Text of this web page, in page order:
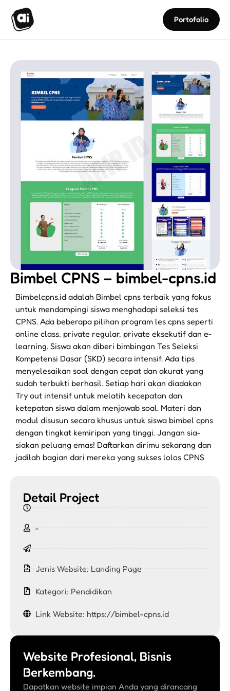
Portofolio
Bimbel CPNS – bimbel-cpns.id
Bimbelcpns.id adalah Bimbel cpns terbaik yang fokus
untuk mendampingi siswa menghadapi seleksi tes
CPNS. Ada beberapa pilihan program les cpns seperti
online class, private regular, private eksekutif dan e-
learning. Siswa akan diberi bimbingan Tes Seleksi
Kompetensi Dasar (SKD) secara intensif. Ada tips
menyelesaikan soal dengan cepat dan akurat yang
sudah terbukti berhasil. Setiap hari akan diadakan
Try out intensif untuk melatih kecepatan dan
ketepatan siswa dalam menjawab soal. Materi dan
modul disusun secara khusus untuk siswa bimbel cpns
dengan tingkat kemiripan yang tinggi. Jangan sia-
siakan peluang emas! Daftarkan dirimu sekarang dan
jadilah bagian dari mereka yang sukses lolos CPNS
Detail Project
-
Jenis Website: Landing Page
Kategori: Pendidikan
Link Website: https://bimbel-cpns.id
Website Profesional, Bisnis
Berkembang.
Dapatkan website impian Anda yang dirancang